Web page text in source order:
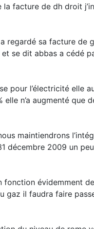
la facture de dh droit
regardé sa facture de
se dit abbas a cédé
pour l’électricité elle
elle n’a augmenté que
maintiendrons
décembre 2009 un
fonction évidemment
gaz il faudra faire